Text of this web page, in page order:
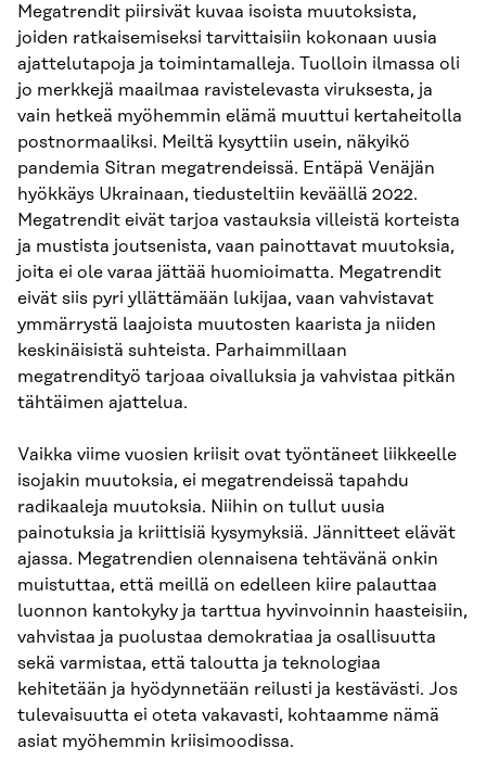
Megatrendit piirsivät kuvaa isoista muutoksista,
joiden ratkaisemiseksi tarvittaisiin kokonaan uusia
ajattelutapoja ja toimintamalleja. Tuolloin ilmassa oli
jo merkkejä maailmaa ravistelevasta viruksesta, ja
vain hetkeä myöhemmin elämä muuttui kertaheitolla
postnormaaliksi. Meiltä kysyttiin usein, näkyikö
pandemia Sitran megatrendeissä. Entäpä Venäjän
hyökkäys Ukrainaan, tiedusteltiin keväällä 2022.
Megatrendit eivät tarjoa vastauksia villeistä korteista
ja mustista joutsenista, vaan painottavat muutoksia,
joita ei ole varaa jättää huomioimatta. Megatrendit
eivät siis pyri yllättämään lukijaa, vaan vahvistavat
ymmärrystä laajoista muutosten kaarista ja niiden
keskinäisistä suhteista. Parhaimmillaan
megatrendityö tarjoaa oivalluksia ja vahvistaa pitkän
tähtäimen ajattelua.
Vaikka viime vuosien kriisit ovat työntäneet liikkeelle
isojakin muutoksia, ei megatrendeissä tapahdu
radikaaleja muutoksia. Niihin on tullut uusia
painotuksia ja kriittisiä kysymyksiä. Jännitteet elävät
ajassa. Megatrendien olennaisena tehtävänä onkin
muistuttaa, että meillä on edelleen kiire palauttaa
luonnon kantokyky ja tarttua hyvinvoinnin haasteisiin,
vahvistaa ja puolustaa demokratiaa ja osallisuutta
sekä varmistaa, että taloutta ja teknologiaa
kehitetään ja hyödynnetään reilusti ja kestävästi. Jos
tulevaisuutta ei oteta vakavasti, kohtaamme nämä
asiat myöhemmin kriisimoodissa.